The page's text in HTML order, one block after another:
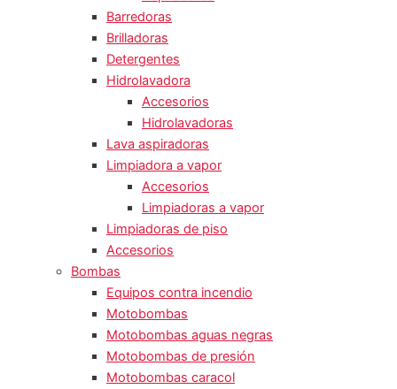
Barredoras
Brilladoras
Detergentes
Hidrolavadora
Accesorios
Hidrolavadoras
Lava aspiradoras
Limpiadora a vapor
Accesorios
Limpiadoras a vapor
Limpiadoras de piso
Accesorios
Bombas
Equipos contra incendio
Motobombas
Motobombas aguas negras
Motobombas de presión
Motobombas caracol